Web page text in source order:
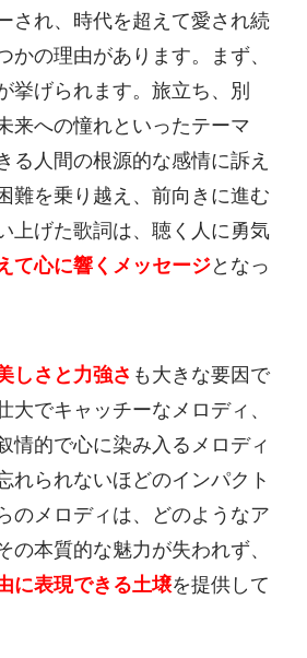
され、時代を超えて愛され続
かの理由があります。まず、
挙げられます。旅立ち、別
来への憧れといったテーマ
る人間の根源的な感情に訴え
難を乗り越え、前向きに進む
上げた歌詞は、聴く人に勇気
て心に響くメッセージとなっ
しさと力強さ も大きな要因で
大でキャッチーなメロディ、
情的で心に染み入るメロディ
れられないほどのインパクト
のメロディは、どのようなア
の本質的な魅力が失われず、
に表現できる土壌を提供して